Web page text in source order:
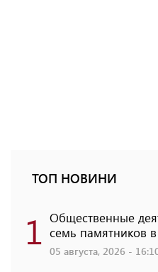
ТОП НОВИНИ
1 Общественные
семь памятников
05 августа, 2026 -